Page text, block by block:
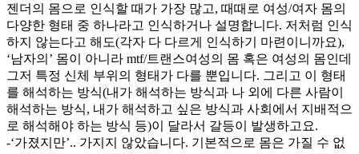
젠더의 몸으로 인식할 때가 가장 많고, 때때로 여성/여자 몸의
다양한 형태 중 하나라고 인식하거나 설명합니다. 저처럼 인식
하지 않는다고 해도(각자 다 다르게 인식하기 마련이니까요),
‘남자의’ 몸이 아니라 mtf/트랜스여성의 몸 혹은 여성의 몸인데
그저 특정 신체 부위의 형태가 다를 뿐입니다. 그리고 이 형태
를 해석하는 방식(내가 해석하는 방식과 나 외에 다른 사람이
해석하는 방식, 내가 해석하고 싶은 방식과 사회에서 지배적으
로 해석해야 하는 방식 등)이 달라서 갈등이 발생하고요.
-‘가졌지만’.. 가지지 않았습니다. 기본적으로 몸은 가질 수 없